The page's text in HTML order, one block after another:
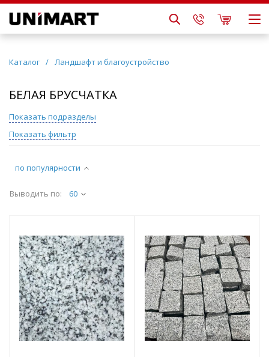
Каталог / Ландшафт и благоустройство
БЕЛАЯ БРУСЧАТКА
по популярности
Выводить по: 60
Показать подразделы
Показать фильтр